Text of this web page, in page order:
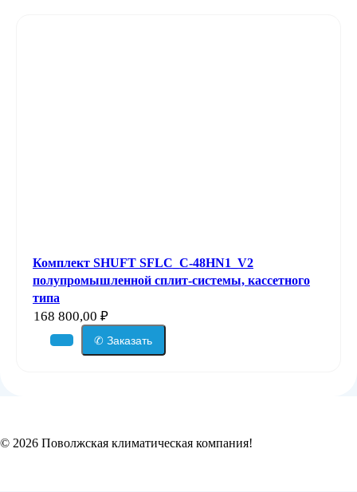
Комплект SHUFT SFLC_C-48HN1_V2
полупромышленной сплит-системы, кассетного
типа
168 800,00 ₽
✆ Заказать
© 2026 Поволжская климатическая компания!